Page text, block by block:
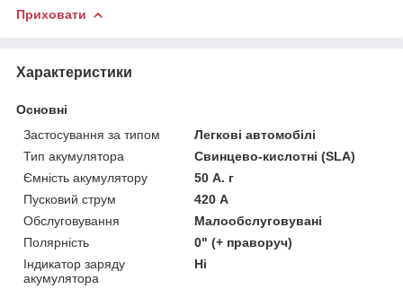
Приховати
Характеристики
Основні
Застосування за типом
Легкові автомобілі
Тип акумулятора
Свинцево-кислотні (SLA)
Ємність акумулятору
50 А. г
Пусковий струм
420 А
Обслуговування
Малообслуговувані
Полярність
0" (+ праворуч)
Індикатор заряду
акумулятора
Ні